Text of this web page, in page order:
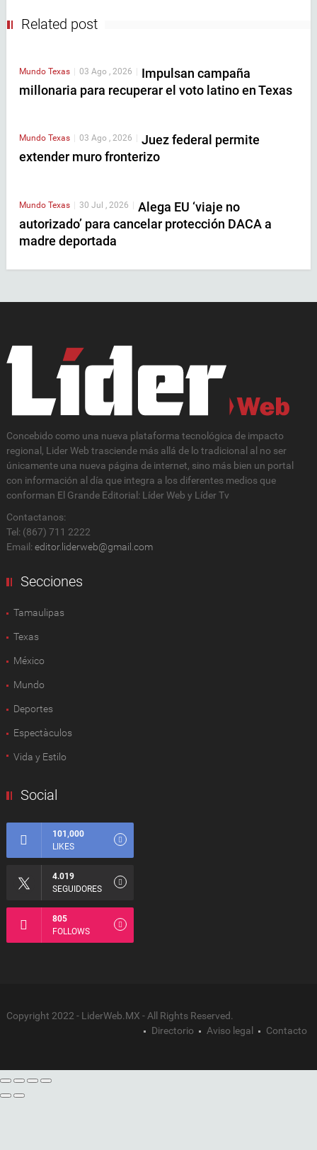
Related post
Mundo Texas | 03 Ago , 2026 | Impulsan campaña
millonaria para recuperar el voto latino en Texas
Mundo Texas 03 Ago , 2026
Juez federal permite
extender muro fronterizo
Mundo Texas | 30 Jul , 2026 | Alega EU ‘viaje no
autorizado’ para cancelar protección DACA a
madre deportada
Concebido como una nueva plataforma tecnológica de impacto
regional, Lider Web trasciende más allá de lo tradicional al no ser
únicamente una nueva página de internet, sino más bien un portal
con información al día que integra a los diferentes medios que
conforman El Grande Editorial: Líder Web y Líder Tv
Contactanos:
Tel: (867) 711 2222
Email: editor.liderweb@gmail.com
Secciones
Tamaulipas
Texas
México
Mundo
Deportes
Espectàculos
Vida y Estilo
Social
101,000
LIKES
4.019
SEGUIDORES
805
FOLLOWS
Copyright 2022 - LiderWeb.MX - All Rights Reserved.
Directorio
Aviso legal Contacto